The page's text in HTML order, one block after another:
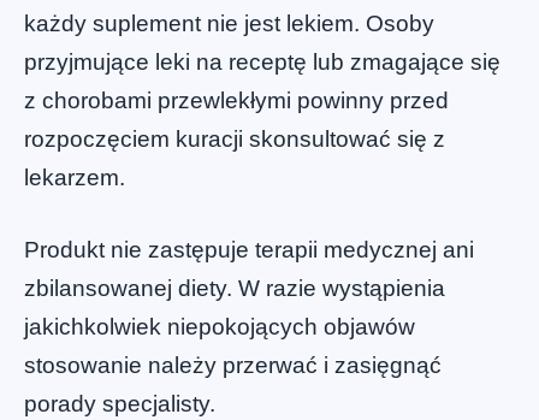
każdy suplement nie jest lekiem. Osoby
przyjmujące leki na receptę lub zmagające się
z chorobami przewlekłymi powinny przed
rozpoczęciem kuracji skonsultować się z
lekarzem.
Produkt nie zastępuje terapii medycznej ani
zbilansowanej diety. W razie wystąpienia
jakichkolwiek niepokojących objawów
stosowanie należy przerwać i zasięgnąć
porady specjalisty.